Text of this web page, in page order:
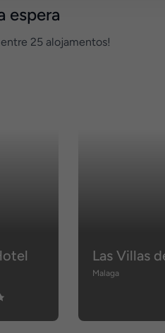
espera
25 alojamentos!
Las Villas
Malaga